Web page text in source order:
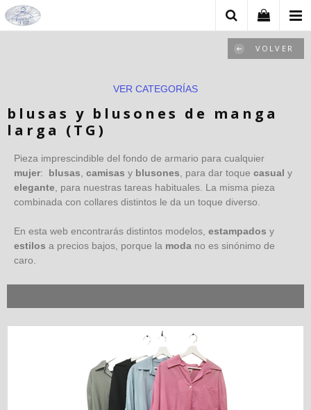
VOLVER
VER CATEGORÍAS
blusas y blusones de manga
larga (TG)
Pieza imprescindible del fondo de armario para cualquier
mujer: blusas camisas y blusones , para dar toque casual y
elegante , para nuestras tareas habituales. La misma pieza
combinada con collares distintos le da un toque diverso.
En esta web encontrarás distintos modelos, estampados y
estilos a precios bajos, porque la moda no es sinónimo de
caro.